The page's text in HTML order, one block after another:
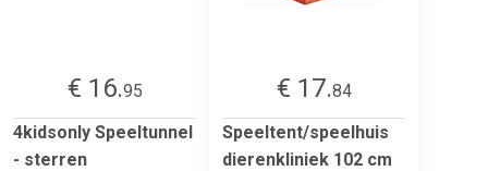
€ 16.95
4kidsonly Speeltunnel
- sterren
€ 17.84
Speeltent/speelhuis
dierenkliniek 102 cm